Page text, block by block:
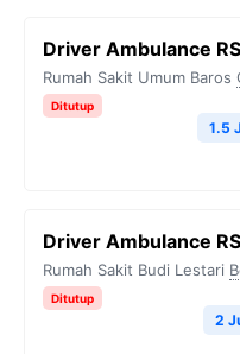
Driver Ambulance
Rumah Sakit Umum Baros
Ditutup
1.5
Driver Ambulance
Rumah Sakit Budi Lestari
Ditutup
2